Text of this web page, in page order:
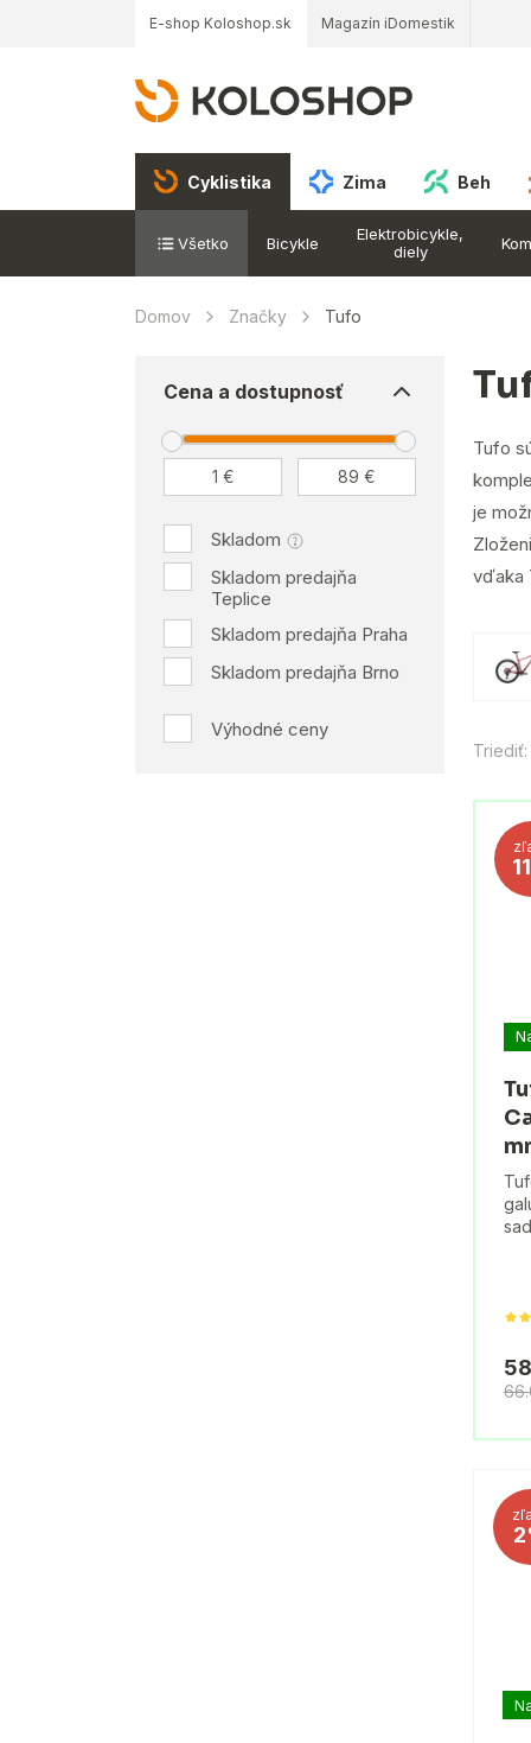
E-shop Koloshop.sk Magazín iDomestik
Cyklistika Zima Beh
Všetko Bicykle
Elektrobicykle,
diely
Domov Značky Tufo
Cena a dostupnosť
Skladom
Skladom predajňa
Teplice
Skladom predajňa Praha
Skladom predajňa Brno
Výhodné ceny
Tufo
je
vďaka
Triediť: